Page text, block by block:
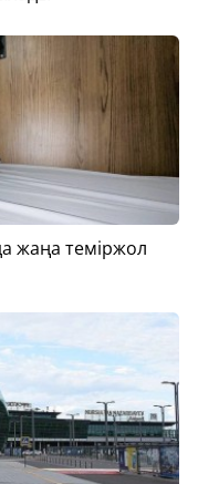
жаңа теміржол